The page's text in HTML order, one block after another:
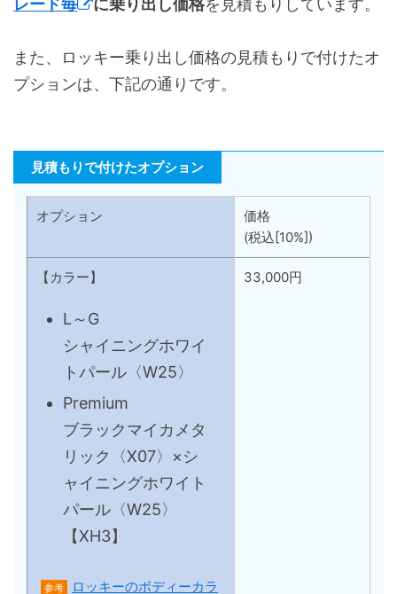
レード毎
に乗り出し価格を見積もりしています。
また、ロッキー乗り出し価格の見積もりで付けたオ
プションは、下記の通りです。
見積もりで付けたオプション
オプション
価格
(税込[10%])
【カラー】
L～G
シャイニングホワイ
トパール〈W25〉
Premium
ブラックマイカメタ
リック〈X07〉×シ
ャイニングホワイト
パール〈W25〉
【XH3】
参考 ロッキーのボディーカラ
33,000円